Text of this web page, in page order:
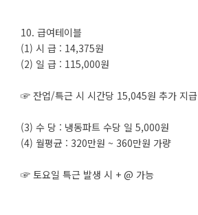
10. 급여테이블
(1) 시 급 : 14,375원
(2) 일 급 : 115,000원
☞ 잔업/특근 시 시간당 15,045원 추가 지급
(3) 수 당 : 냉동파트 수당 일 5,000원
(4) 월평균 : 320만원 ~ 360만원 가량
☞ 토요일 특근 발생 시 + @ 가능